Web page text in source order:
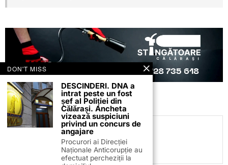
Daniel Mitrea
DON'T MISS
DESCINDERI. DNA a
intrat peste un fost
șef al Poliției din
Călărași. Ancheta
vizează suspiciuni
privind un concurs de
angajare
Procurori ai Direcției
Naționale Anticorupție au
efectuat percheziții la